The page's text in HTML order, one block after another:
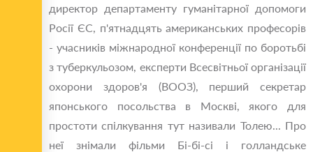
директор департаменту гуманітарної допомоги
Росії ЄС, п'ятнадцять американських професорів
- учасників міжнародної конференції по боротьбі
з туберкульозом, експерти Всесвітньої організації
охорони здоров'я (ВООЗ), перший секретар
японського посольства в Москві, якого для
простоти спілкування тут називали Толею... Про
неї знімали фільми Бі-бі-сі і голландське